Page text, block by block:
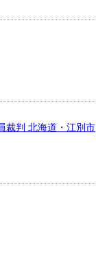
裁判 北海道・江別市